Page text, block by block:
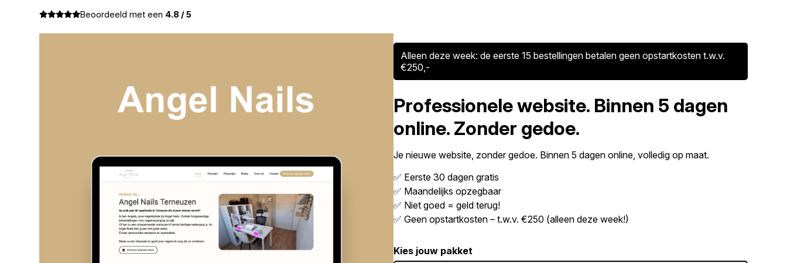
Beoordeeld met een 4.8 / 5
Alleen deze week: de eerste 15 bestellingen betalen geen opstartkosten t.w.v.
€250,-
Professionele website. Binnen 5 dagen
online. Zonder gedoe.
Je nieuwe website, zonder gedoe. Binnen 5 dagen online, volledig op maat.
✅ Eerste 30 dagen gratis
✅ Maandelijks opzegbaar
✅ Niet goed = geld terug!
✅ Geen opstartkosten – t.w.v. €250 (alleen deze week!)
Kies jouw pakket